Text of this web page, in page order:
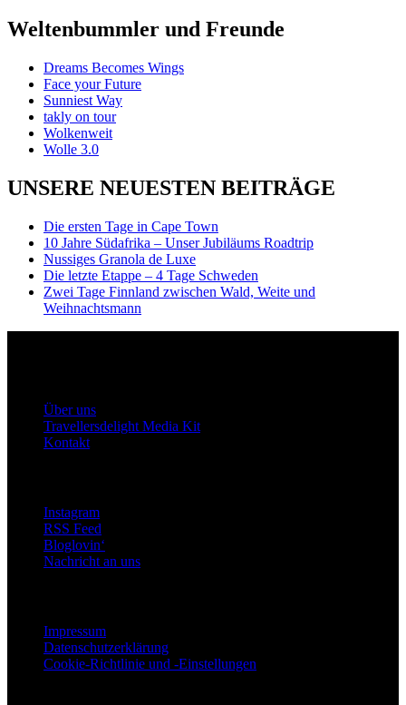
Weltenbummler und Freunde
Dreams Becomes Wings
Face your Future
Sunniest Way
takly on tour
Wolkenweit
Wolle 3.0
UNSERE NEUESTEN BEITRÄGE
Die ersten Tage in Cape Town
10 Jahre Südafrika – Unser Jubiläums Roadtrip
Nussiges Granola de Luxe
Die letzte Etappe – 4 Tage Schweden
Zwei Tage Finnland zwischen Wald, Weite und
Weihnachtsmann
Über uns
Travellersdelight Media Kit
Kontakt
Instagram
RSS Feed
Bloglovin‘
Nachricht an uns
Impressum
Datenschutzerklärung
Cookie-Richtlinie und -Einstellungen